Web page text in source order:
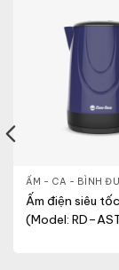
ẤM - CA - BÌNH
Ấm điện siêu
(Model:
CA - BÌNH,NỒI CƠM